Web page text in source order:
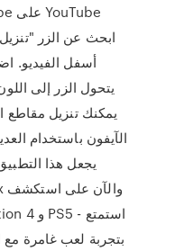
أسفل الفيديو.
يتحول الزر إلى
يمكنك تنزيل مقاطع
الآيفون باستخدام
يجعل هذا
بتجربة لعب غامرة مع